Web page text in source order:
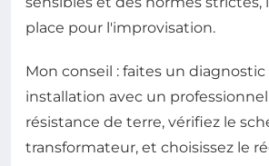
place pour l'improvisation.
Mon conseil : faites un
installation avec un
résistance de terre, vérifiez le
transformateur, et choisissez le